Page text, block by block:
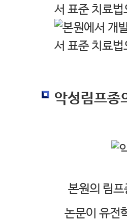
악성림프종
본원의 림
논문이 유전